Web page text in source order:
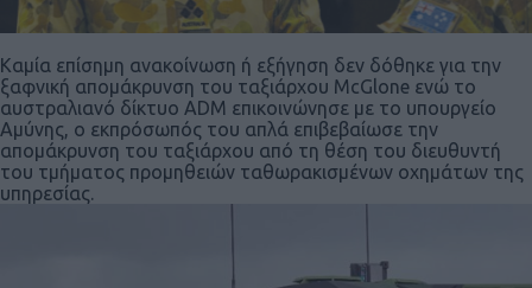
Καμία επίσημη ανακοίνωση ή εξήγηση δεν δόθηκε για την
ξαφνική απομάκρυνση του ταξιάρχου McGlone ενώ το
αυστραλιανό δίκτυο ADM επικοινώνησε με το υπουργείο
Αμύνης, ο εκπρόσωπός του απλά επιβεβαίωσε την
απομάκρυνση του ταξιάρχου από τη θέση του διευθυντή
του τμήματος προμηθειών ταθωρακισμένων οχημάτων της
υπηρεσίας.